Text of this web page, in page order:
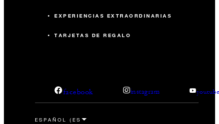
EXPERIENCIAS EXTRAORDINARIAS
TARJETAS DE REGALO
facebook instagram